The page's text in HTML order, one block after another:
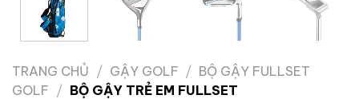
TRANG CHỦ / GẬY GOLF / BỘ GẬY FULLSET
GOLF / BỘ GẬY TRẺ EM FULLSET